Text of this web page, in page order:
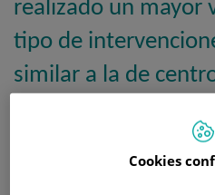
tipo de
similar a la de
riesgos asociados a
como las
Cookies